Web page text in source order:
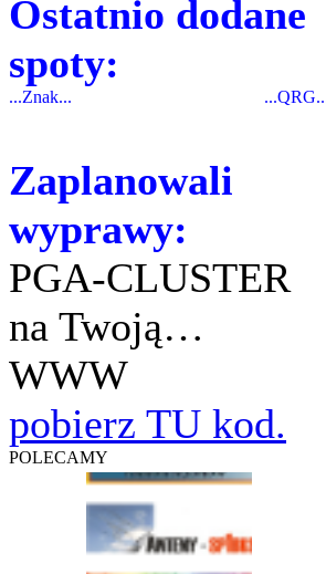
Ostatnio dodane
spoty:
...Znak...
Zaplanowali
wyprawy:
PGA-CLUSTER
na Twoją…
WWW
pobierz TU kod.
POLECAMY